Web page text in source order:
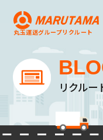
丸玉運送グループリクルート
リクルー